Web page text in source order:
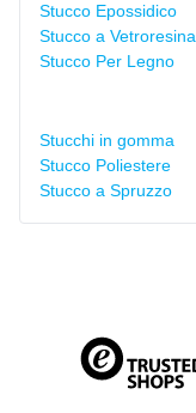
Stucco Epossidico
Stucco a Vetroresina
Stucco Per Legno
Stucchi in gomma
Stucco Poliestere
Stucco a Spruzzo